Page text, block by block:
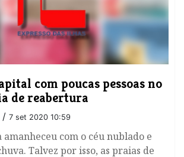
com poucas pessoas no
de reabertura
/ 7 set 2020 10:59
com o céu nublado e
Talvez por isso, as praias de